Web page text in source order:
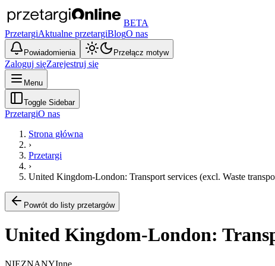
BETA
PrzetargiAktualne przetargiBlogO nas
Powiadomienia Przełącz motyw
Zaloguj sięZarejestruj się
Menu
Toggle Sidebar
PrzetargiO nas
Strona główna
›
Przetargi
›
United Kingdom-London: Transport services (excl. Waste
Powrót do listy przetargów
United Kingdom-London:
NIEZNANYInne